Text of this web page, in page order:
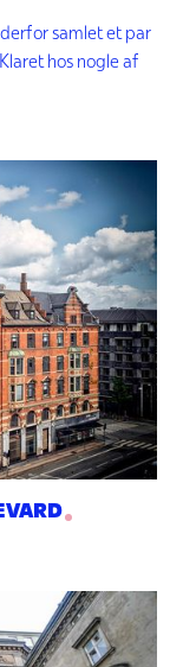
samlet et par
hos nogle af